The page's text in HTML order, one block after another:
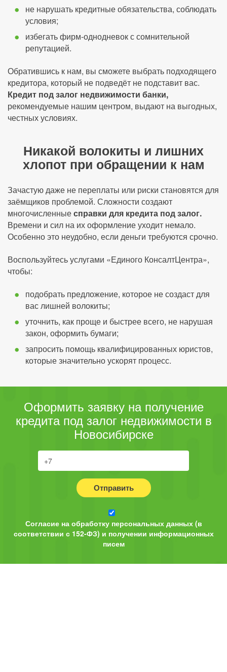
не нарушать кредитные обязательства, соблюдать
условия;
избегать фирм-однодневок с сомнительной
репутацией.
Обратившись к нам, вы сможете выбрать подходящего
кредитора, который не подведёт не подставит вас.
Кредит под залог недвижимости банки,
рекомендуемые нашим центром, выдают на выгодных,
честных условиях.
Никакой волокиты и лишних
хлопот при обращении к нам
Зачастую даже не переплаты или риски становятся для
заёмщиков проблемой. Сложности создают
многочисленныесправки для кредита под залог.
Времени и сил на их оформление уходит немало.
Особенно это неудобно, если деньги требуются срочно.
Воспользуйтесь услугами «Единого КонсалтЦентра»,
чтобы:
подобрать предложение, которое не создаст для
вас лишней волокиты;
уточнить, как проще и быстрее всего, не нарушая
закон, оформить бумаги;
запросить помощь квалифицированных юристов,
которые значительно ускорят процесс.
Оформить заявку на получение
кредита под залог недвижимости в
Новосибирске
Отправить
Согласие на обработку персональных данных (в
соответствии с 152-ФЗ) и получении информационных
писем